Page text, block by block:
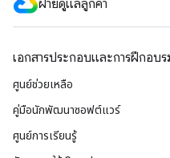
ฝ่ายดูแลลูกค้า
เอกสารประกอบและการฝึกอบร
ศูนย์ช่วยเหลือ
คู่มือนักพัฒนาซอฟต์แวร์
ศูนย์การเรียนรู้